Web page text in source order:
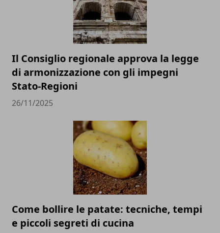
Il Consiglio regionale approva la legge
di armonizzazione con gli impegni
Stato-Regioni
26/11/2025
Come bollire le patate: tecniche, tempi
e piccoli segreti di cucina